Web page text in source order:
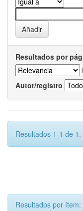
Resultados por
Autor/registro
Resultados 1-1 de 1.
Resultados por ítem: